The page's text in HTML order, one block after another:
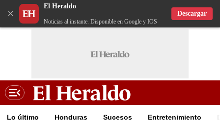
×
El Heraldo
Noticias al instante. Disponible en Google y IOS
Descargar
Lo último Honduras Sucesos Entretenimiento